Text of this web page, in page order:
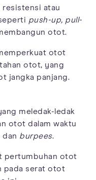
resistensi atau
push-up, pull-
otot.
otot
otot, yang
jangka panjang.
meledak-ledak
otot dalam waktu
dan burpees.
pertumbuhan otot
pada serat otot